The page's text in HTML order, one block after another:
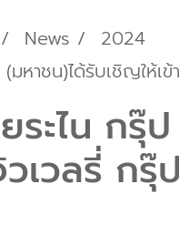
News
2024
มหาชน)ได้รับเชิญให้
ระไน กรุ๊
เวลรี่ กรุ๊ป